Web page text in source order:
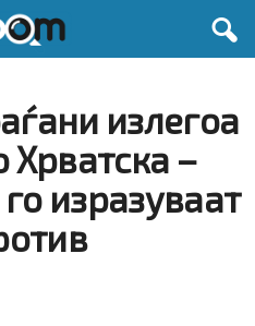
излегоа
Хрватска –
изразуваат